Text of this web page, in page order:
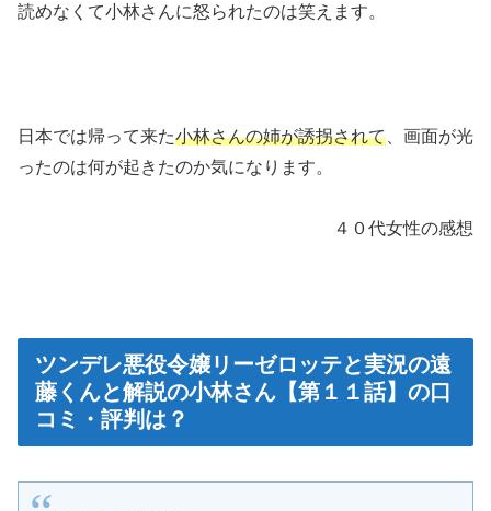
読めなくて小林さんに怒られたのは笑えます。
日本では帰って来た小林さんの姉が誘拐されて 、画面が光
ったのは何が起きたのか気になります。
４０代女性の感想
ツンデレ悪役令嬢リーゼロッテと実況の遠
藤くんと解説の小林さん【第１１話】の口
コミ・評判は？